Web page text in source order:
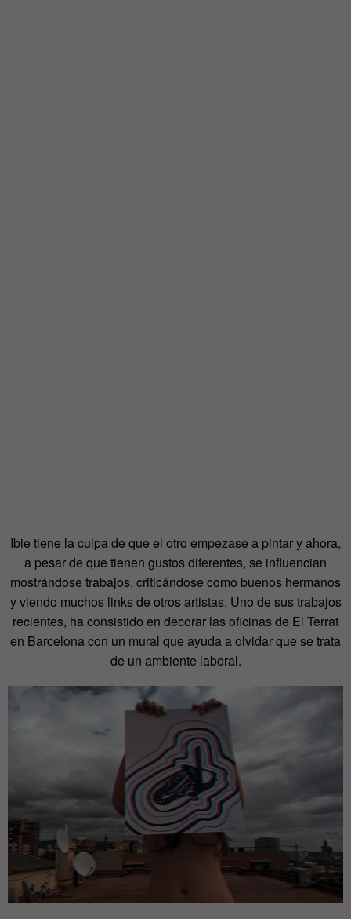
Ibie tiene la culpa de que el otro empezase a pintar y ahora,
a pesar de que tienen gustos diferentes, se influencian
mostrándose trabajos, criticándose como buenos hermanos
y viendo muchos links de otros artistas. Uno de sus trabajos
recientes, ha consistido en decorar las oficinas de El Terrat
en Barcelona con un mural que ayuda a olvidar que se trata
de un ambiente laboral.